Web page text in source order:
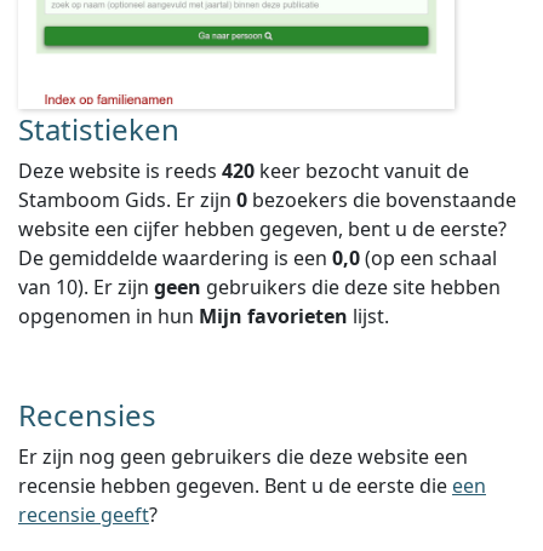
Statistieken
Deze website is reeds 420 keer bezocht vanuit de
Stamboom Gids. Er zijn 0 bezoekers die bovenstaande
website een cijfer hebben gegeven, bent u de eerste?
De gemiddelde waardering is een 0,0(op een schaal
van 10). Er zijn geen gebruikers die deze site hebben
opgenomen in hun Mijn favorieten lijst.
Recensies
Er zijn nog geen gebruikers die deze website een
recensie hebben gegeven. Bent u de eerste die een
recensie geeft?